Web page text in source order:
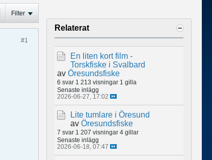
Filter
#1
Relaterat
En liten kort film -
Torskfiske i Svalbard
av Öresundsfiske
6 svar 1 213 visningar 1 gilla
Senaste inlägg
2026-06-27, 17:02
Lite tumlare i Öresund
av Öresundsfiske
7 svar 1 207 visningar 4 gillar
Senaste inlägg
2026-06-18, 07:47